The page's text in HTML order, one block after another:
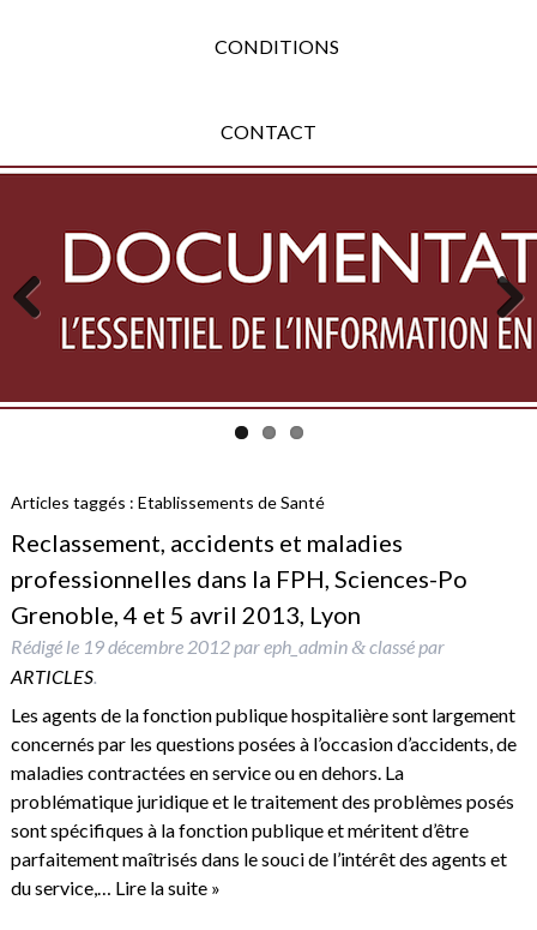
CONDITIONS
CONTACT
Previous Next
Articles taggés : Etablissements de Santé
Reclassement, accidents et maladies
professionnelles dans la FPH, Sciences-Po
Grenoble, 4 et 5 avril 2013, Lyon
Rédigé le 19 décembre 2012pareph_admin &classé par
ARTICLES.
Les agents de la fonction publique hospitalière sont largement
concernés par les questions posées à l’occasion d’accidents, de
maladies contractées en service ou en dehors. La
problématique juridique et le traitement des problèmes posés
sont spécifiques à la fonction publique et méritent d’être
parfaitement maîtrisés dans le souci de l’intérêt des agents et
du service,… Lire la suite »